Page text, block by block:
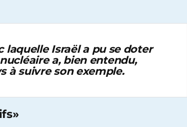
laquelle Israël a pu se doter
a, bien entendu,
à suivre son exemple.